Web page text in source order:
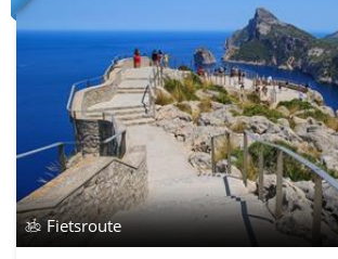
Fietsroute